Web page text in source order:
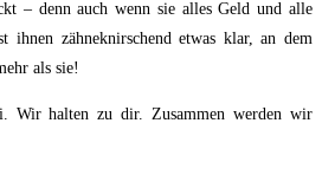
– denn auch wenn sie alles Geld und alle
ihnen zähne­knirschend etwas klar, an dem
als sie!
Wir hal­ten zu dir. Zusam­men wer­den wir